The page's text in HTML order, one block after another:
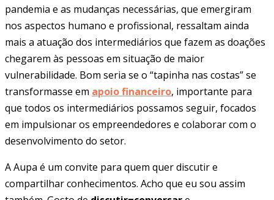
pandemia e as mudanças necessárias, que emergiram
nos aspectos humano e profissional, ressaltam ainda
mais a atuação dos intermediários que fazem as doações
chegarem às pessoas em situação de maior
vulnerabilidade. Bom seria se o “tapinha nas costas” se
transformasse em apoio financeiro, importante para
que todos os intermediários possamos seguir, focados
em impulsionar os empreendedores e colaborar com o
desenvolvimento do setor.
A Aupa é um convite para quem quer discutir e
compartilhar conhecimentos. Acho que eu sou assim